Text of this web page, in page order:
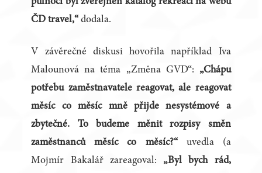
ČD travel,“ dodala.
V závěrečné diskusi hovořila například Iva
Malounová na téma „Změna GVD“: „Chápu
potřebu zaměstnavatele reagovat, ale reagovat
měsíc co měsíc mně přijde nesystémové a
zbytečné. To budeme měnit rozpisy směn
zaměstnanců měsíc co měsíc?“uvedla (a
Mojmír Bakalář zareagoval: „Byl bych rád,